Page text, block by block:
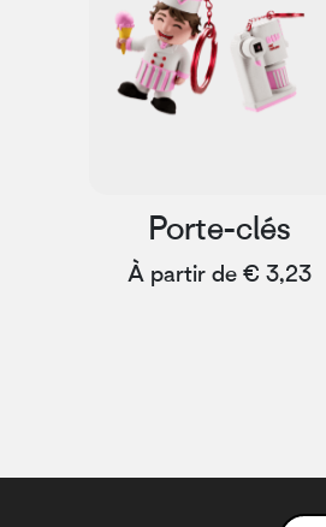
Porte-clés
À partir de € 3,23